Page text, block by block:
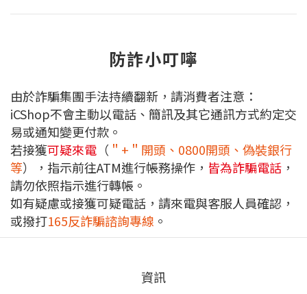
防詐小叮嚀
由於詐騙集團手法持續翻新，請消費者注意：
iCShop不會主動以電話、簡訊及其它通訊方式約定交
易或通知變更付款。
若接獲可疑來電 （ ＂+＂開頭、0800開頭、偽裝銀行
等），指示前往ATM進行帳務操作， 皆為詐騙電話 ，
請勿依照指示進行轉帳。
如有疑慮或接獲可疑電話，請來電與客服人員確認，
或撥打165反詐騙諮詢專線 。
資訊